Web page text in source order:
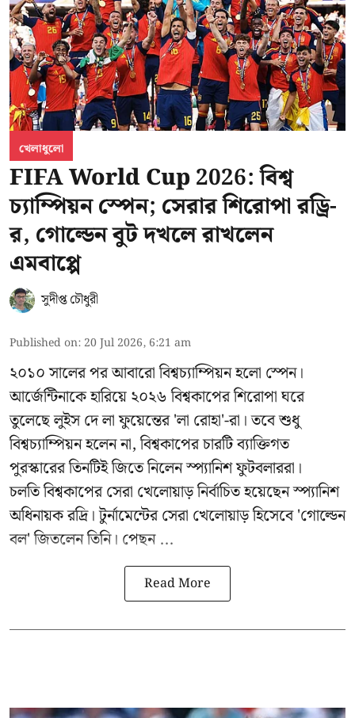
খেলাধুলো
FIFA World Cup 2026: বিশ্ব
চ্যাম্পিয়ন স্পেন; সেরার শিরোপা রড্রি-
র, গোল্ডেন বুট দখলে রাখলেন
এমবাপ্পে
সুদীপ্ত চৌধুরী
Published on: 20 Jul 2026, 6:21 am
২০১০ সালের পর আবারো বিশ্বচ্যাম্পিয়ন হলো স্পেন।
আর্জেন্টিনাকে হারিয়ে ২০২৬ বিশ্বকাপের শিরোপা ঘরে
তুলেছে লুইস দে লা ফুয়েন্তের 'লা রোহা'-রা। তবে শুধু
বিশ্বচ্যাম্পিয়ন হলেন না, বিশ্বকাপের চারটি ব্যাক্তিগত
পুরস্কারের তিনটিই জিতে নিলেন স্প্যানিশ ফুটবলাররা।
চলতি বিশ্বকাপের সেরা খেলোয়াড় নির্বাচিত হয়েছেন স্প্যানিশ
অধিনায়ক রদ্রি। টুর্নামেন্টের সেরা খেলোয়াড় হিসেবে 'গোল্ডেন
বল' জিতলেন তিনি। পেছন ...
Read More